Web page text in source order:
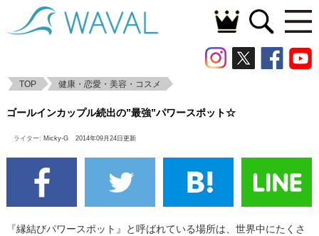
TOP 健康・恋愛・美容・コスメ
ポット☆
ゴールインカップル続出の”最強”パワースポット☆
ライター: Micky-G 2014年09月24日更新
『縁結びパワースポット』と呼ばれている場所は、世界中にたくさ